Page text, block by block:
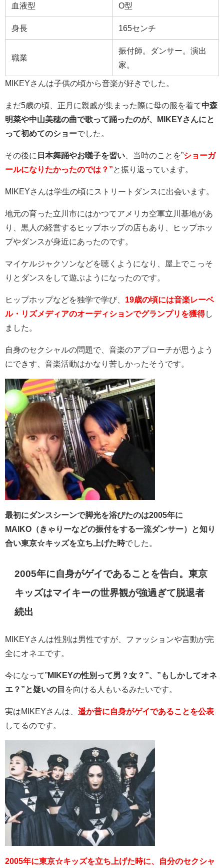
血液型 O型
身長 165センチ
職業
振付師。ダンサー。演出
家。
MIKEYさんは子供の頃から音楽が好きでした。
まだ5歳の頃、正月に親戚が集まった際に母の服を着て中森
明菜や中山美穂の曲で歌って踊ったのが、MIKEYさんにと
って初めてのショーでした。
その後に 日本舞踊やお囃子を習い 、当時のことを”ショーガ
ールになりたかったのでは？” と振り返っています。
MIKEYさんは学生の頃にストリートダンスに出会います。
地元の育った立川市にはかつてアメリカ空軍立川基地があ
り、黒人の経営するヒップホップの店もあり、ヒップホッ
プやダンスが身近にあったのです。
マイケルジャクソンなどを聴くようになり、屋上でこっそ
りとダンスをして遊ぶようになったのです。
ヒップホップなどを独学で学び、 19歳の頃には音楽レーベ
ル・リズメディアのオーディションでグランプリを獲得し
ました。
自身のセクシャルの問題で、音楽のアプローチが思うよう
にできす、音楽活動はかなり苦しかったそうです。
最初にダンスシーンで脚光を浴びたのは2005年に
MAIKO（きゃりーなどの振付をする一流ダンサー）と知り
合い東京☆キッズを立ち上げた時でした。
2005年に自身がゲイであることを告白。東京
キッズはマイキーの世界観が強過ぎて脱退者
続出
MIKEYさんは性別は男性ですが、ファッションや言動が完
全にオネエです。
今になって”MIKEYの性別って男？女？”、”もしかしてオネ
エ？”と疑いの目 を向ける人もいるみたいです。
実はMIKEYさんは、 遥か昔に自身がゲイであることを公表
してるのです。
2005年に東京☆キッズを立ち上げた時に、自分のセクシャ